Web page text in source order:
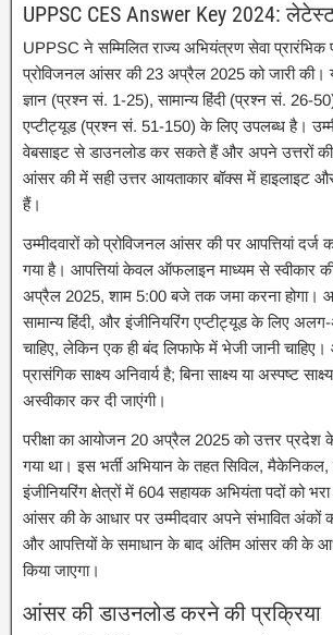
UPPSC CES Answer Key 2024:
UPPSC ने सम्मिलित राज्य अभियंत्रण सेवा प्रारंभिक
प्रोविजनल आंसर की 23 अप्रैल 2025 को जारी की।
ज्ञान (प्रश्न सं. 1-25), सामान्य हिंदी (प्रश्न सं. 26-
एप्टीट्यूड (प्रश्न सं. 51-150) के लिए उपलब्ध है।
वेबसाइट से डाउनलोड कर सकते हैं और अपने उत्तरों
आंसर की में सही उत्तर आयताकार बॉक्स में हाइलाइट
हैं।
उम्मीदवारों को प्रोविजनल आंसर की पर आपत्तियां दर्ज
गया है। आपत्तियां केवल ऑफलाइन माध्यम से स्वीकार
अप्रैल 2025, शाम 5:00 बजे तक जमा करना होगा।
सामान्य हिंदी, और इंजीनियरिंग एप्टीट्यूड के लिए
चाहिए, लेकिन एक ही बंद लिफाफे में भेजी जानी चाहिए।
प्रासंगिक साक्ष्य अनिवार्य है; बिना साक्ष्य या अस्पष्ट
अस्वीकार कर दी जाएंगी।
परीक्षा का आयोजन 20 अप्रैल 2025 को उत्तर प्रदेश
गया था। इस भर्ती अभियान के तहत सिविल,
इंजीनियरिंग क्षेत्रों में 604 सहायक अभियंता पदों को
आंसर की के आधार पर उम्मीदवार अपने संभावित अंकों
और आपत्तियों के समाधान के बाद अंतिम आंसर की के
किया जाएगा।
आंसर की डाउनलोड करने की प्रक्रिया